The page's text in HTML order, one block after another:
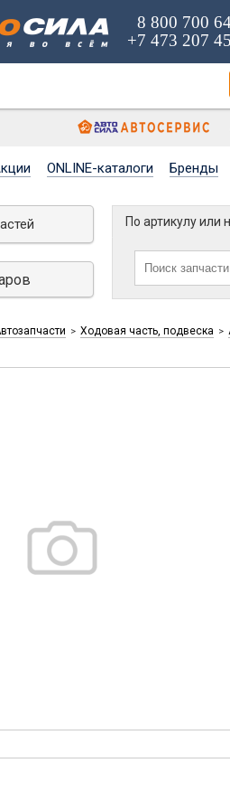
8 800 700
+7 473 207
ONLINE-каталоги Бренды
По артикулу или
> Ходовая часть, подвеска >